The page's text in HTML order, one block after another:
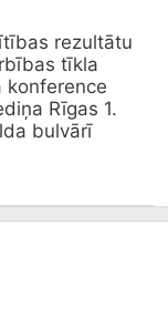
rezultātu
tīkla
konference
Rīgas 1.
bulvārī